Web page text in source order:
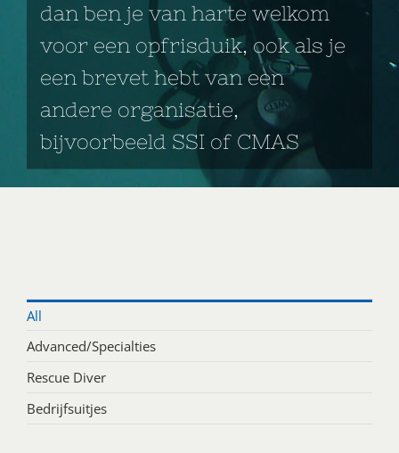
dan ben je van harte welkom
voor een opfrisduik, ook als je
een brevet hebt van een
andere organisatie,
bijvoorbeeld SSI of CMAS
All
Advanced/Specialties
Rescue Diver
Bedrijfsuitjes